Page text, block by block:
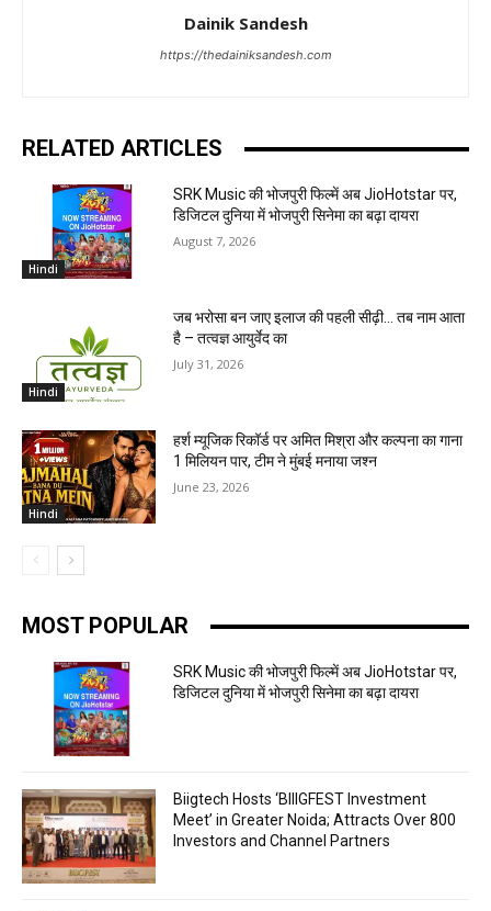
Dainik Sandesh
https://thedainiksandesh.com
RELATED ARTICLES
Hindi
SRK Music की भोजपुरी फिल्में अब JioHotstar पर,
डिजिटल दुनिया में भोजपुरी सिनेमा का बढ़ा दायरा
August 7, 2026
Hindi
जब भरोसा बन जाए इलाज की पहली सीढ़ी… तब नाम आता
है – तत्वज्ञ आयुर्वेद का
July 31, 2026
Hindi
हर्श म्यूजिक रिकॉर्ड पर अमित मिश्रा और कल्पना का गाना
1 मिलियन पार, टीम ने मुंबई मनाया जश्न
June 23, 2026
MOST POPULAR
SRK Music की भोजपुरी फिल्में अब JioHotstar पर,
डिजिटल दुनिया में भोजपुरी सिनेमा का बढ़ा दायरा
Biigtech Hosts ‘BIIIGFEST Investment
Meet’ in Greater Noida; Attracts Over 800
Investors and Channel Partners